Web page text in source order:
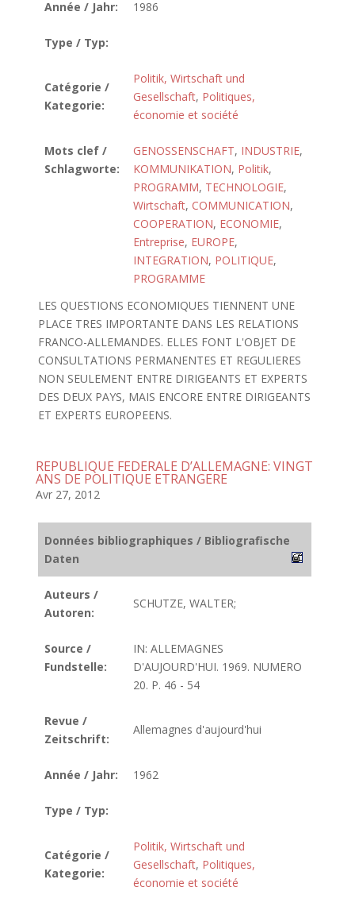
Année / Jahr: 1986
Type / Typ:
Catégorie /
Kategorie:
Politik, Wirtschaft und
Gesellschaft, Politiques,
économie et société
Mots clef /
Schlagworte:
GENOSSENSCHAFT, INDUSTRIE,
KOMMUNIKATION, Politik,
PROGRAMM, TECHNOLOGIE,
Wirtschaft, COMMUNICATION,
COOPERATION, ECONOMIE,
Entreprise, EUROPE,
INTEGRATION, POLITIQUE,
PROGRAMME
LES QUESTIONS ECONOMIQUES TIENNENT UNE
PLACE TRES IMPORTANTE DANS LES RELATIONS
FRANCO-ALLEMANDES. ELLES FONT L'OBJET DE
CONSULTATIONS PERMANENTES ET REGULIERES
NON SEULEMENT ENTRE DIRIGEANTS ET EXPERTS
DES DEUX PAYS, MAIS ENCORE ENTRE DIRIGEANTS
ET EXPERTS EUROPEENS.
REPUBLIQUE FEDERALE D’ALLEMAGNE: VINGT
ANS DE POLITIQUE ETRANGERE
Avr 27, 2012
Données bibliographiques / Bibliografische
Daten
Auteurs /
Autoren:
SCHUTZE, WALTER;
Source /
Fundstelle:
IN: ALLEMAGNES
D'AUJOURD'HUI. 1969. NUMERO
20. P. 46 - 54
Revue /
Zeitschrift:
Allemagnes d'aujourd'hui
Année / Jahr: 1962
Type / Typ:
Catégorie /
Kategorie:
Politik, Wirtschaft und
Gesellschaft, Politiques,
économie et société